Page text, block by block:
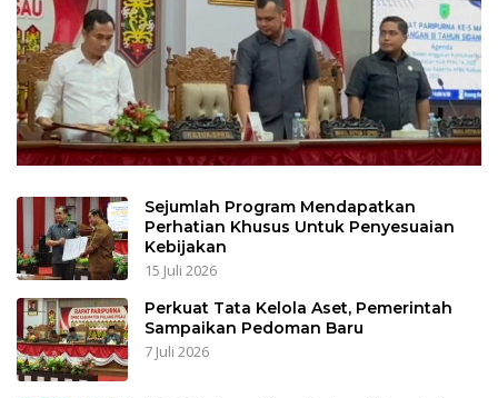
Sejumlah Program Mendapatkan
Perhatian Khusus Untuk Penyesuaian
Kebijakan
15 Juli 2026
Perkuat Tata Kelola Aset, Pemerintah
Sampaikan Pedoman Baru
7 Juli 2026